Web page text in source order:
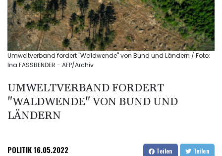
Umweltverband fordert "Waldwende" von Bund und Ländern / Foto:
Ina FASSBENDER - AFP/Archiv
UMWELTVERBAND FORDERT
"WALDWENDE" VON BUND UND
LÄNDERN
POLITIK16.05.2022 Teilen Teilen